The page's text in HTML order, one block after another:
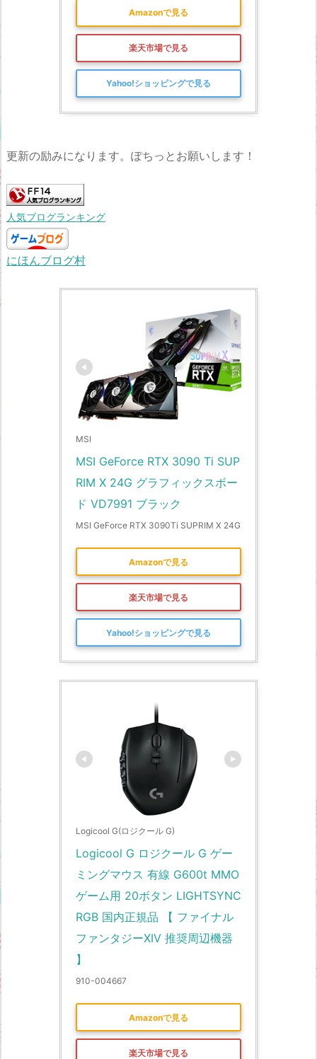
Amazonで見る
楽天市場で見る
Yahoo!ショッピングで見る
更新の励みになります。ぽちっとお願いします！
人気ブログランキング
にほんブログ村
MSI
MSI GeForce RTX 3090 Ti SUP
RIM X 24G グラフィックスボー
ド VD7991 ブラック
MSI GeForce RTX 3090Ti SUPRIM X 24G
Amazonで見る
楽天市場で見る
Yahoo!ショッピングで見る
Logicool G(ロジクール G)
Logicool G ロジクール G ゲー
ミングマウス 有線 G600t MMO
ゲーム用 20ボタン LIGHTSYNC
RGB 国内正規品 【 ファイナル
ファンタジーXIV 推奨周辺機器
】
910-004667
Amazonで見る
楽天市場で見る